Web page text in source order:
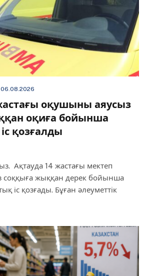
06.08.2026
оқушыны аяусыз
оқиға бойынша
қозғалды
Ақтауда 14 жастағы мектеп
соққыға жыққан дерек бойынша
іс қозғады. Бұған әлеуметтік